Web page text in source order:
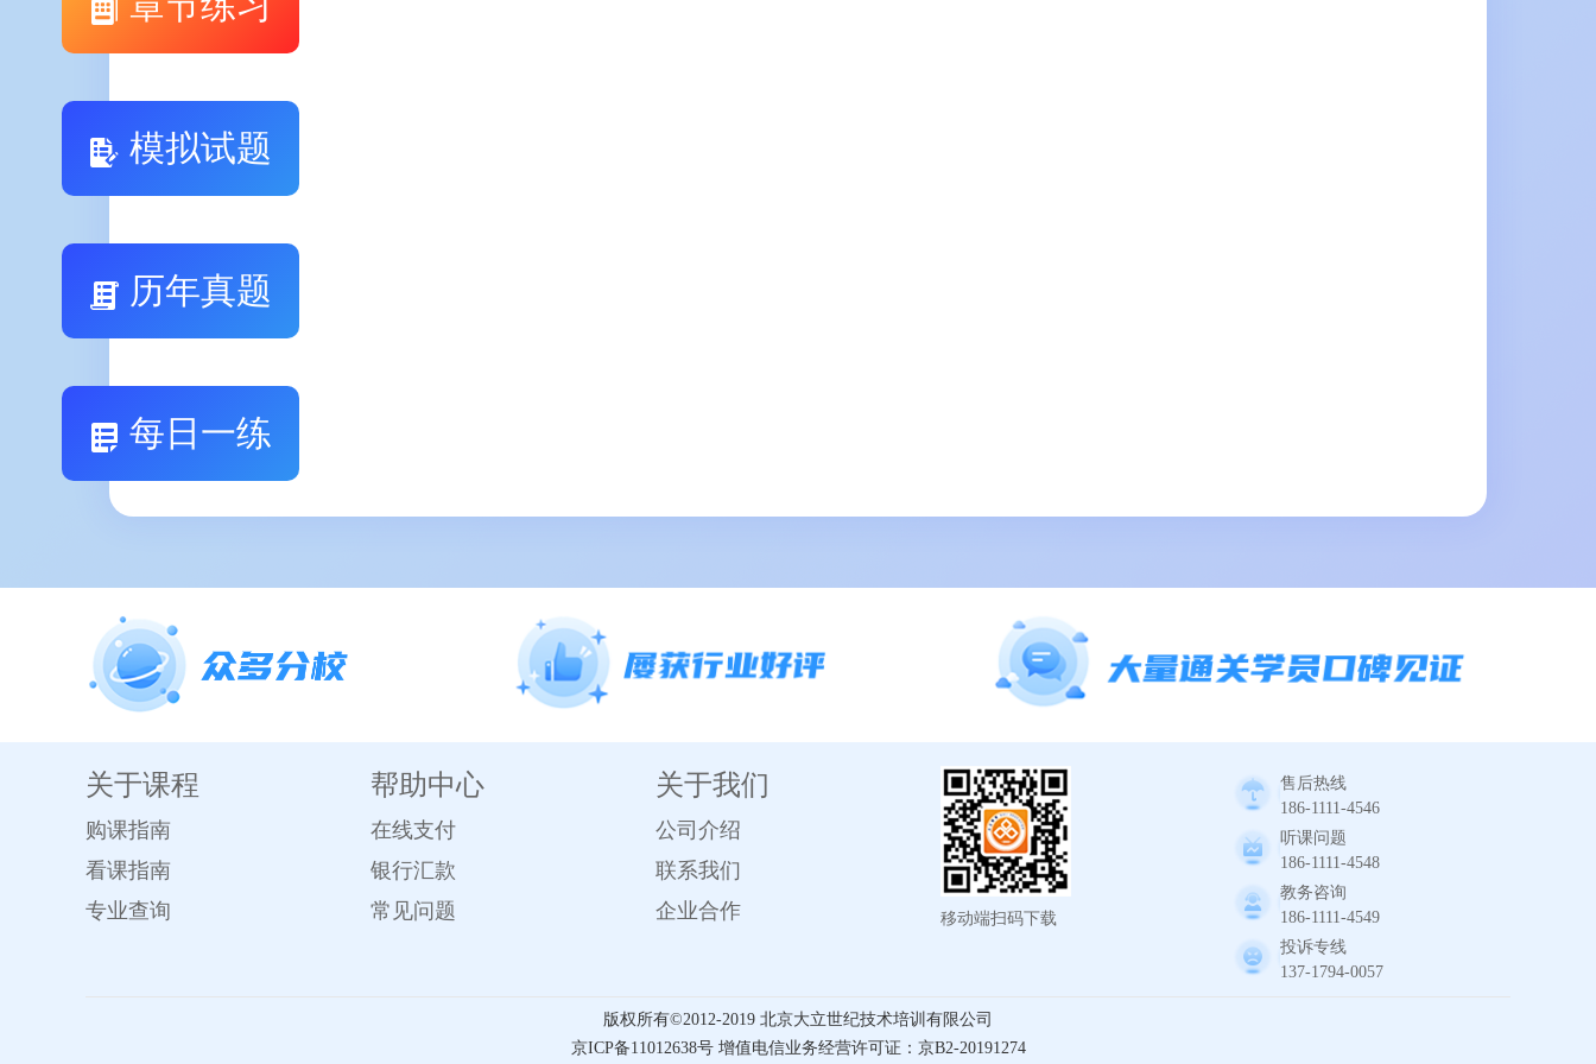
模拟试题
历年真题
每日一练
关于课程
购课指南
看课指南
专业查询
帮助中心
在线支付
银行汇款
常见问题
关于我们
公司介绍
联系我们
企业合作
移动端扫码下载
售后热线
186-1111-4546
听课问题
186-1111-4548
教务咨询
186-1111-4549
投诉专线
137-1794-0057
版权所有©️2012-2019 北京大立世纪技术培训有限公司
京ICP备11012638号 增值电信业务经营许可证：京B2-20191274